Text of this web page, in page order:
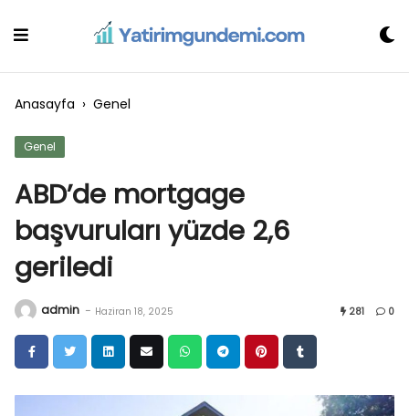
Anasayfa › Genel
Genel
ABD’de mortgage
başvuruları yüzde 2,6
geriledi
admin - Haziran 18, 2025 281 0